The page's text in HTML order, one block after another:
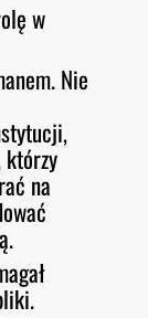
w
Nie
na